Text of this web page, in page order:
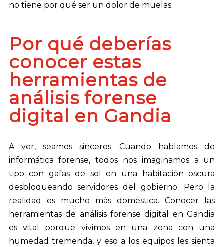
no tiene por qué ser un dolor de muelas.
Por qué deberías
conocer estas
herramientas de
análisis forense
digital en Gandia
A ver, seamos sinceros. Cuando hablamos de
informática forense, todos nos imaginamos a un
tipo con gafas de sol en una habitación oscura
desbloqueando servidores del gobierno. Pero la
realidad es mucho más doméstica. Conocer las
herramientas de análisis forense digital en Gandia
es vital porque vivimos en una zona con una
humedad tremenda, y eso a los equipos les sienta